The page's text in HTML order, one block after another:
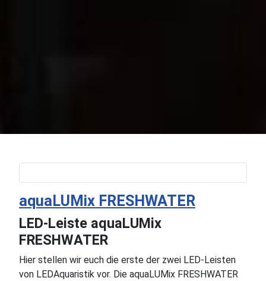
aquaLUMix FRESHWATER
LED-Leiste aquaLUMix
FRESHWATER
Hier stellen wir euch die erste der zwei LED-Leisten
von LEDAquaristik vor. Die aquaLUMix FRESHWATER